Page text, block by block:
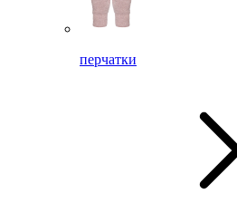
перчатки